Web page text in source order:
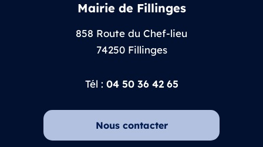
Mairie de Fillinges
858 Route du Chef-lieu
74250 Fillinges
Tél : 04 50 36 42 65
Nous contacter